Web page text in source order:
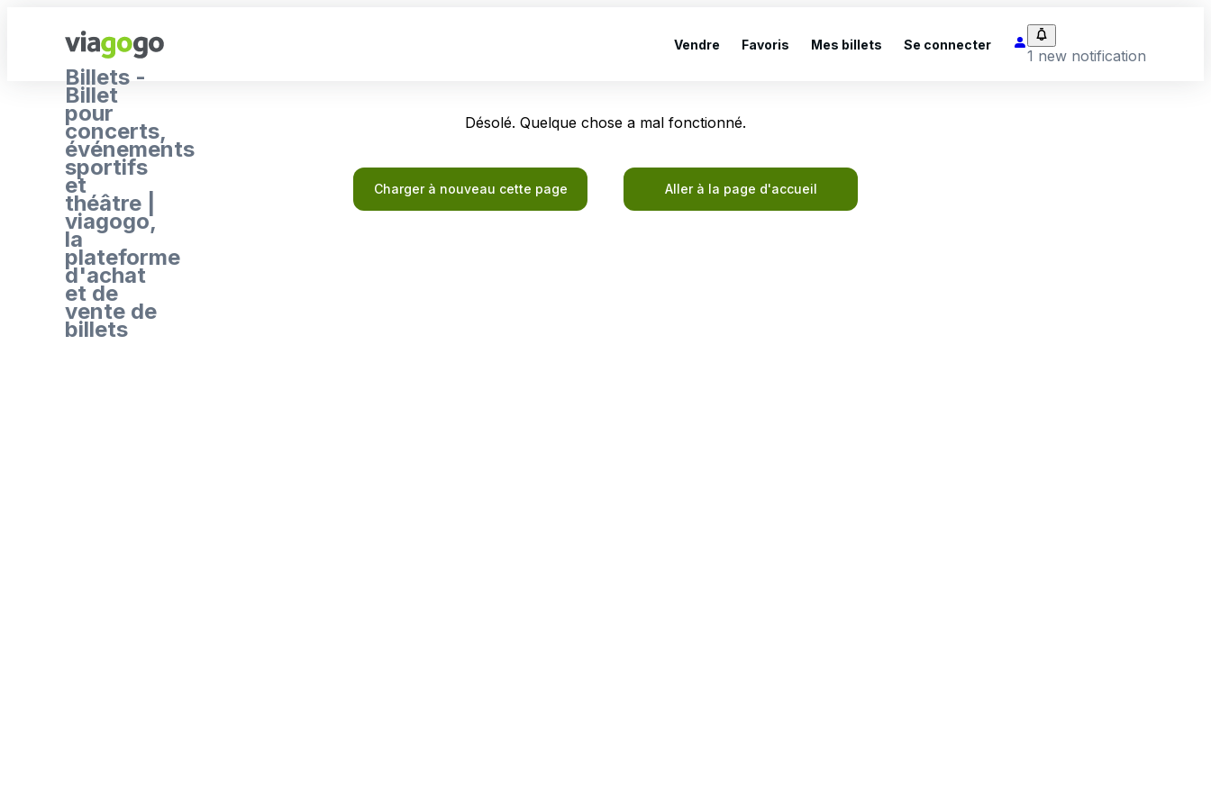
Billets -
Billet
pour
concerts,
événements
sportifs
et
théâtre |
viagogo,
la
plateforme
d'achat
et de
vente de
billets
Vendre Favoris Mes billets Se connecter
1 new notification
Désolé. Quelque chose a mal fonctionné.
Charger à nouveau cette page Aller à la page d'accueil